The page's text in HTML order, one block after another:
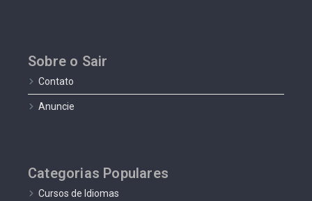
Sobre o Sair
Contato
Anuncie
Categorias Populares
Cursos de Idiomas